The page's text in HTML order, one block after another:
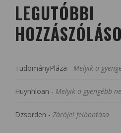
LEGUTÓBBI
TudományPláza - Melyik a
Huynhloan - Melyik a gyengébb
Dzsorden - Zárójel felbontása